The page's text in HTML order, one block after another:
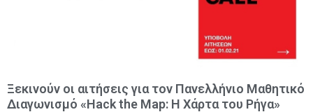
Ξεκινούν οι αιτήσεις για τον Πανελλήνιο Μαθητικό
Διαγωνισμό «Hack the Map: Η Χάρτα του Ρήγα»